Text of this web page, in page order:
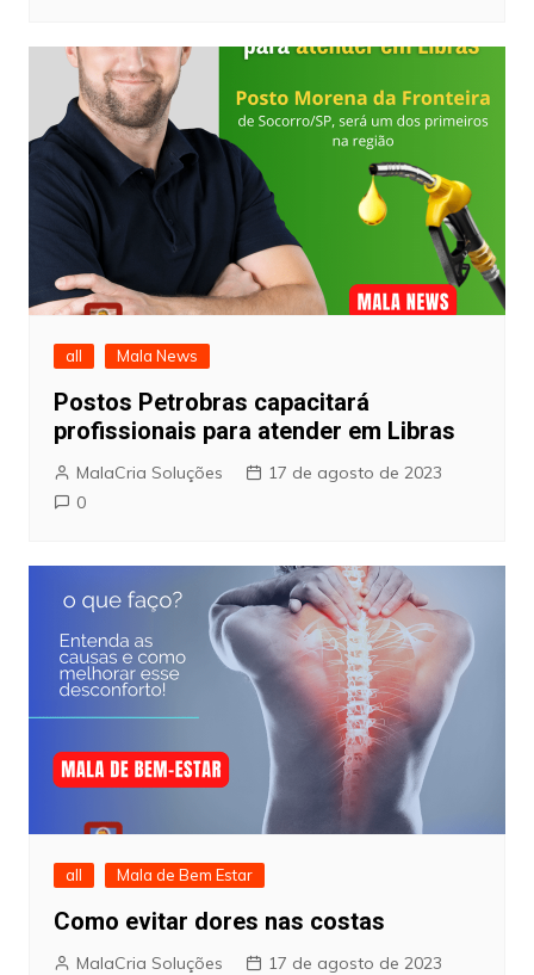
all Mala News
Postos Petrobras capacitará
profissionais para atender em Libras
MalaCria Soluções
17 de agosto de 2023
0
all Mala de Bem Estar
Como evitar dores nas costas
MalaCria Soluções
17 de agosto de 2023